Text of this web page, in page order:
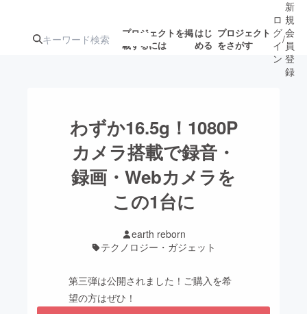
プロジェクトを掲
載するには
はじ
める
プロジェクト
をさがす
注目のリ
ターン
注目の新着プロ
ジェクト
ロジェクト
アート・写真
ビジネス・起業
ロ
グ
イ
ン
/
新
規
会
員
登
録
わずか16.5g！1080P
カメラ搭載で録音・
録画・Webカメラを
この1台に
earth reborn
テクノロジー・ガジェット
第三弾は公開されました！ご購入を希
望の方はぜひ！